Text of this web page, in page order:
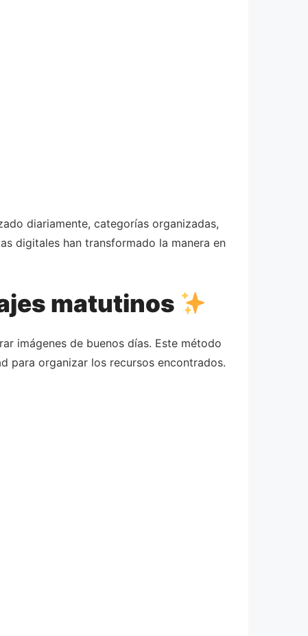
diariamente, categorías organizadas,
digitales han transformado la manera en
matutinos
imágenes de buenos días. Este método
para organizar los recursos encontrados.